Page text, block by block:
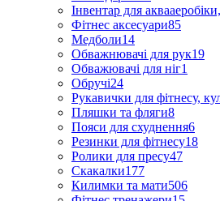
Інвентар для
Фітнес аксесуари85
Медболи14
Обважнювачі для рук19
Обважювачі для ніг1
Обручі24
Рукавички для фітнесу,
Пляшки та фляги8
Пояси для схуднення6
Резинки для фітнесу18
Ролики для пресу47
Скакалки177
Килимки та мати506